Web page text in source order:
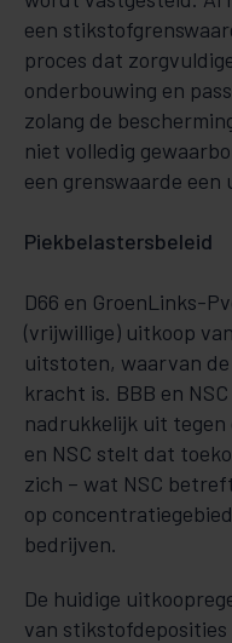
een
proces dat
onderbouwing en
zolang de
niet volledig
een grenswaarde een
Piekbelastersbeleid
D66 en GroenLinks-
(vrijwillige) uitkoop
uitstoten, waarvan
kracht is. BBB en
nadrukkelijk uit tegen
en NSC stelt dat
zich – wat NSC
op
bedrijven.
De huidige
van